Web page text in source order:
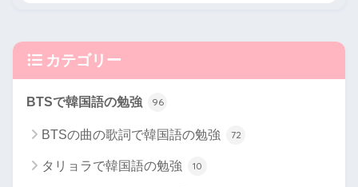
カテゴリー
BTSで韓国語の勉強 96
BTSの曲の歌詞で韓国語の勉強 72
タリョラで韓国語の勉強 10